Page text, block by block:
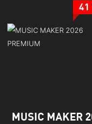
41
MUSIC MAKER